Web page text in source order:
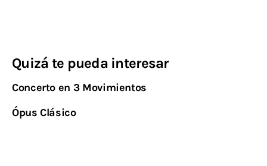
Quizá te pueda interesar
Concerto en 3 Movimientos
Ópus Clásico